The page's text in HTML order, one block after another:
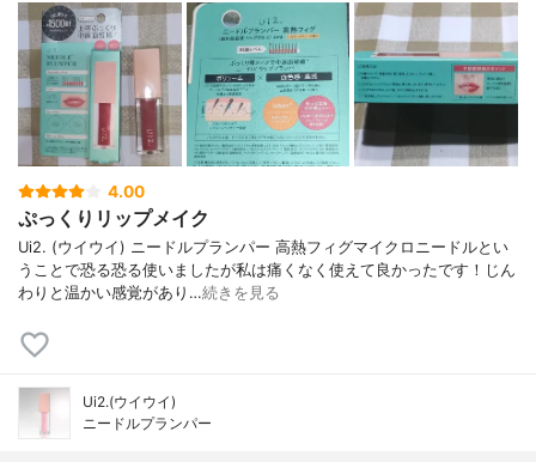
4.00
ぷっくりリップメイク
Ui2. (ウイウイ) ニードルプランパー 高熱フィグマイクロニードルとい
うことで恐る恐る使いましたが私は痛くなく使えて良かったです！じん
わりと温かい感覚があり…続きを見る
Ui2.(ウイウイ)
ニードルプランパー